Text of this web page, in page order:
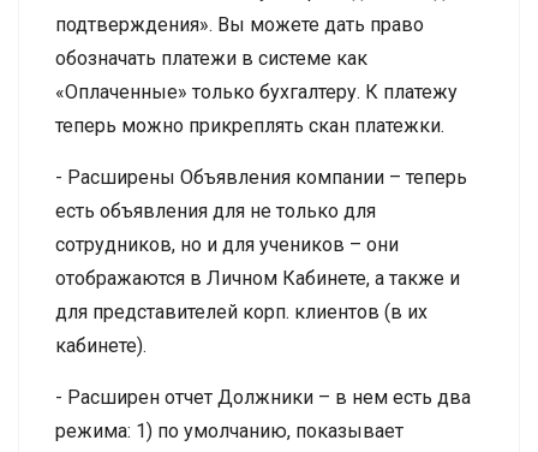
подтверждения». Вы можете дать право
обозначать платежи в системе как
«Оплаченные» только бухгалтеру. К платежу
теперь можно прикреплять скан платежки.
- Расширены Объявления компании – теперь
есть объявления для не только для
сотрудников, но и для учеников – они
отображаются в Личном Кабинете, а также и
для представителей корп. клиентов (в их
кабинете).
- Расширен отчет Должники – в нем есть два
режима: 1) по умолчанию, показывает